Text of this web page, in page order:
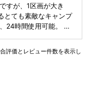
とても素敵なキャンプ
ジーバスもありまし
評価とレビュー件数を表示し